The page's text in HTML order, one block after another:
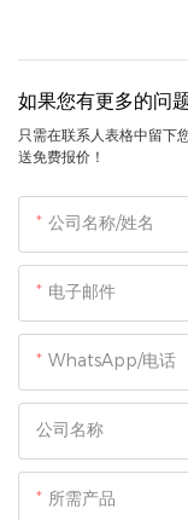
如果您有更多的问
只需在联系人表格中留下
送免费报价！
公司名称/姓名
电子邮件
WhatsApp/电话
公司名称
所需产品